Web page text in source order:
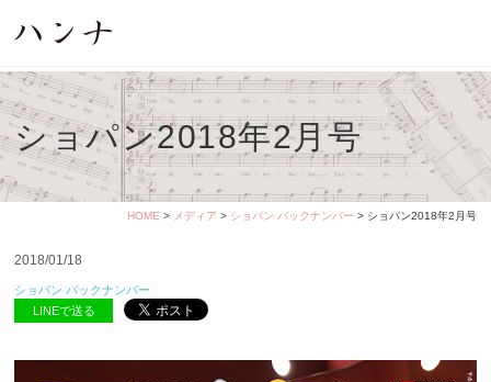
ショパン2018年2月号
HOME > メディア > ショパン バックナンバー > ショパン2018年2月号
2018/01/18
ショパン バックナンバー
LINEで送る